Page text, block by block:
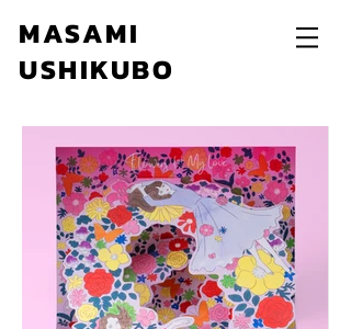
MASAMI
USHIKUBO